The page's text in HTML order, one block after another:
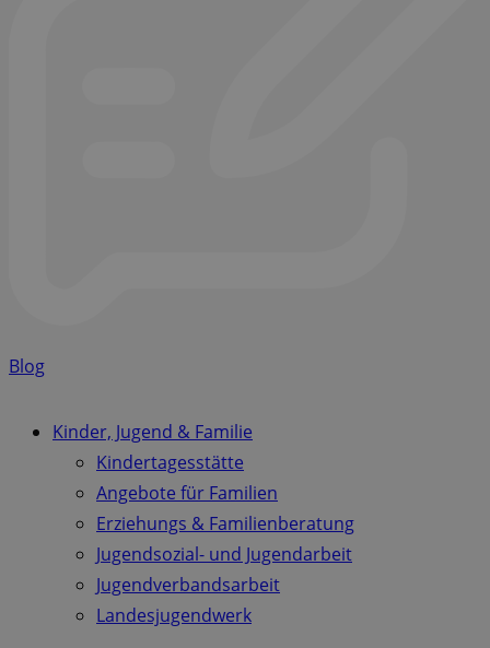
Blog
Kinder, Jugend & Familie
Kindertagesstätte
Angebote für Familien
Erziehungs & Familienberatung
Jugendsozial- und Jugendarbeit
Jugendverbandsarbeit
Landesjugendwerk